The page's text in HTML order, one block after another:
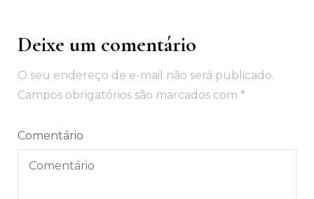
Deixe um comentário
O seu endereço de e-mail não será publicado.
Campos obrigatórios são marcados com *
Comentário